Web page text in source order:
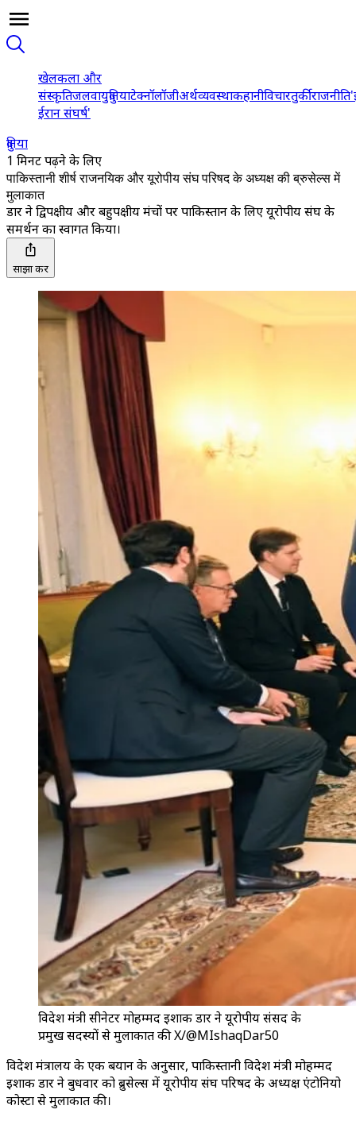
खेलकला और
संस्कृतिजलवायुदुनियाटेक्नॉलॉजीअर्थव्यवस्थाकहानीविचारतुर्कीराजनीति
ईरान संघर्ष'
दुनिया
1 मिनट पढ़ने के लिए
पाकिस्तानी शीर्ष राजनयिक और यूरोपीय संघ परिषद के अध्यक्ष की ब्रुसेल्स में
मुलाकात
डार ने द्विपक्षीय और बहुपक्षीय मंचों पर पाकिस्तान के लिए यूरोपीय संघ के
समर्थन का स्वागत किया।
साझा करें
विदेश मंत्री सीनेटर मोहम्मद इशाक डार ने यूरोपीय संसद के
प्रमुख सदस्यों से मुलाकात की X/@MIshaqDar50
विदेश मंत्रालय के एक बयान के अनुसार, पाकिस्तानी विदेश मंत्री मोहम्मद
इशाक डार ने बुधवार को ब्रुसेल्स में यूरोपीय संघ परिषद के अध्यक्ष एंटोनियो
कोस्टा से मुलाकात की।